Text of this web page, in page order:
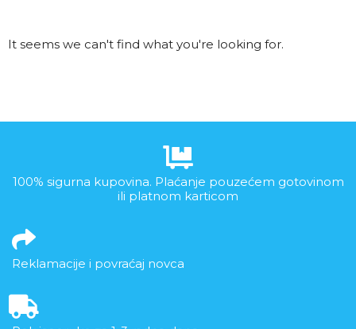
It seems we can't find what you're looking for.
100% sigurna kupovina. Plaćanje pouzećem gotovinom
ili platnom karticom
Reklamacije i povraćaj novca